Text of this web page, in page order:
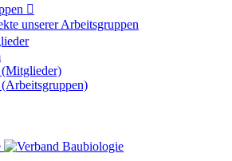
unserer Arbeitsgruppen